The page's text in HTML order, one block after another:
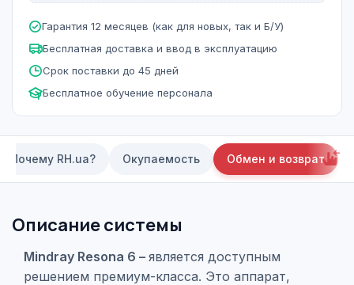
Гарантия 12 месяцев (как для новых, так и Б/У)
Бесплатная доставка и ввод в эксплуатацию
Срок поставки до 45 дней
Бесплатное обучение персонала
Почему RH.ua? Окупаемость Обмен и возврат
Описание системы
Mindray Resona 6 – является доступным
решением премиум-класса. Это аппарат,